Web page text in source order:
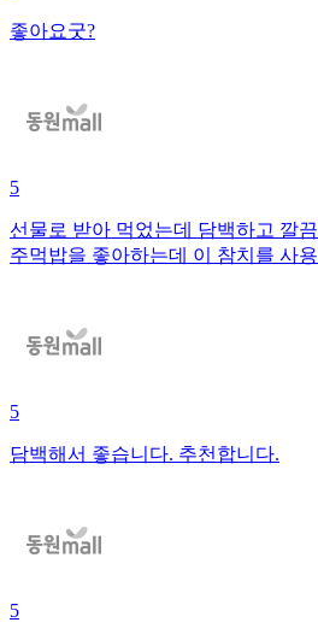
좋아요굿?
5
선물로 받아 먹었는데 담백하고 깔
주먹밥을 좋아하는데 이 참치를 사
5
담백해서 좋습니다. 추천합니다.
5